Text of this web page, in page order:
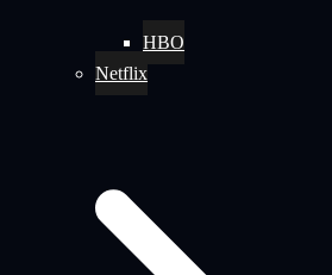
HBO
Netflix